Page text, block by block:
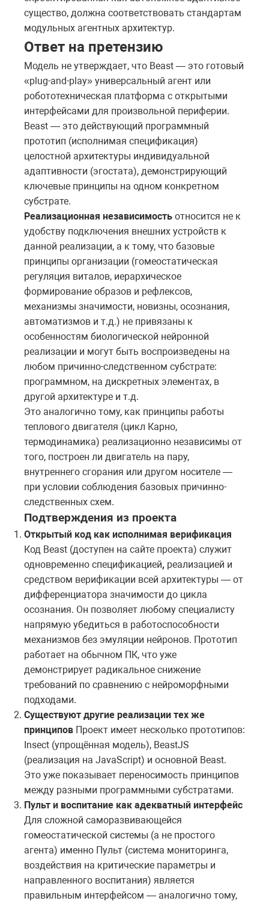
существо, должна соответствовать стандартам
модульных агентных архитектур.
Ответ на претензию
Модель не утверждает, что Beast — это готовый
«plug-and-play» универсальный агент или
робототехническая платформа с открытыми
интерфейсами для произвольной периферии.
Beast — это действующий программный
прототип (исполнимая спецификация)
целостной архитектуры индивидуальной
адаптивности (эгостата), демонстрирующий
ключевые принципы на одном конкретном
субстрате.
Реализационная независимость относится не к
удобству подключения внешних устройств к
данной реализации, а к тому, что базовые
принципы организации (гомеостатическая
регуляция виталов, иерархическое
формирование образов и рефлексов,
механизмы значимости, новизны, осознания,
автоматизмов и т.д.) не привязаны к
особенностям биологической нейронной
реализации и могут быть воспроизведены на
любом причинно-следственном субстрате:
программном, на дискретных элементах, в
другой архитектуре и т.д.
Это аналогично тому, как принципы работы
теплового двигателя (цикл Карно,
термодинамика) реализационно независимы от
того, построен ли двигатель на пару,
внутреннего сгорания или другом носителе —
при условии соблюдения базовых причинно-
следственных схем.
Подтверждения из проекта
Открытый код как исполнимая верификация
Код Beast (доступен на сайте проекта) служит
одновременно спецификацией, реализацией и
средством верификации всей архитектуры — от
дифференциатора значимости до цикла
осознания. Он позволяет любому специалисту
напрямую убедиться в работоспособности
механизмов без эмуляции нейронов. Прототип
работает на обычном ПК, что уже
демонстрирует радикальное снижение
требований по сравнению с нейроморфными
подходами.
Существуют другие реализации тех же
принципов Проект имеет несколько прототипов:
Insect (упрощённая модель), BeastJS
(реализация на JavaScript) и основной Beast.
Это уже показывает переносимость принципов
между разными программными субстратами.
Пульт и воспитание как адекватный интерфейс
Для сложной саморазвивающейся
гомеостатической системы (а не простого
агента) именно Пульт (система мониторинга,
воздействия на критические параметры и
направленного воспитания) является
правильным интерфейсом — аналогично тому,